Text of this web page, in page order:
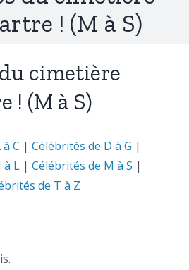
! (M à S)
cimetière
! (M à S)
C | Célébrités de D à G |
à L| Célébrités de M à S |
de T à Z